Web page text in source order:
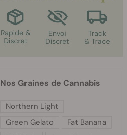
Nos Graines de Cannabis
Northern Light
Green Gelato
Fat Banana